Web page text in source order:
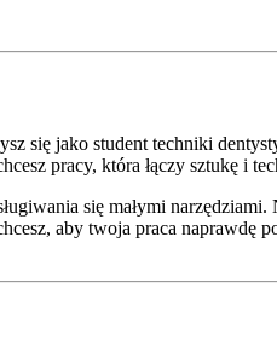
się jako student techniki
pracy, która łączy sztukę i
się małymi narzędziami.
aby twoja praca naprawdę